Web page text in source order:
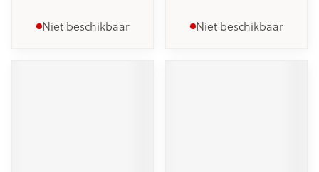
Niet beschikbaar Niet beschikbaar